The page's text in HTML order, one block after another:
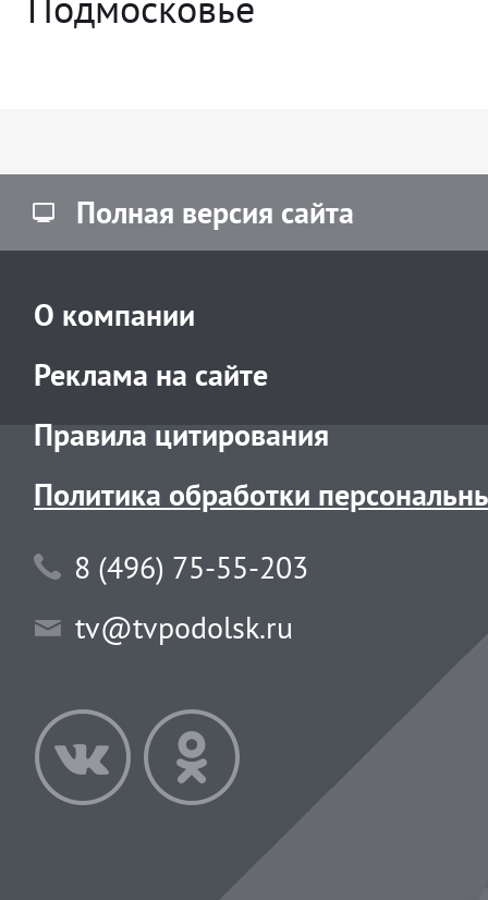
Полная версия сайта
О компании
Реклама на сайте
Правила цитирования
Политика обработки
8 (496) 75-55-203
tv@tvpodolsk.ru